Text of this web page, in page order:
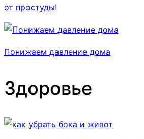
от простуды!
Понижаем давление дома
Здоровье